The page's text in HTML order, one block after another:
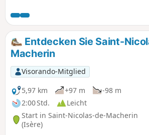
Entdecken Sie Saint-
Macherin
Visorando-Mitglied
5,97 km
+97 m
-98 m
2:00 Std.
Leicht
Start in Saint-Nicolas-de-Macherin
(Isère)